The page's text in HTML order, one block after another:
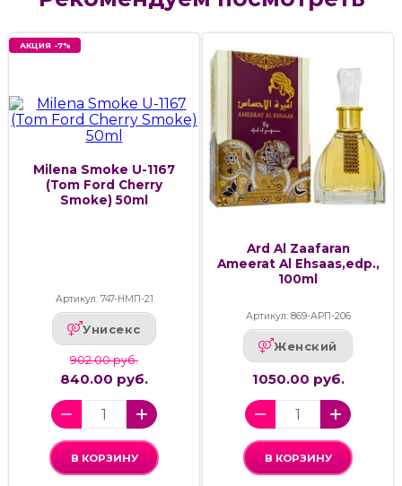
АКЦИЯ -7%
Milena Smoke U-1167
(Tom Ford Cherry
Smoke) 50ml
Артикул: 747-НМП-21
Унисекс
902.00 руб.
840.00 руб.
В КОРЗИНУ
Ard Al Zaafaran
Ameerat Al Ehsaas,edp.,
100ml
Артикул: 869-АРП-206
Женский
1050.00 руб.
В КОРЗИНУ